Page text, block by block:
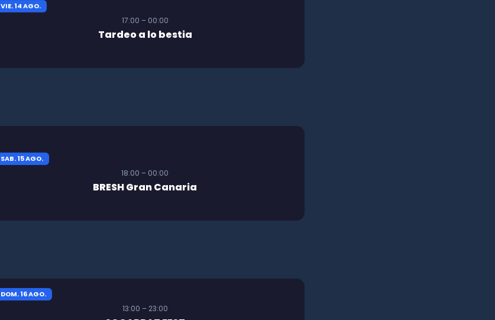
VIE. 14 AGO.
17:00 – 00:00
Tardeo a lo bestia
SAB. 15 AGO.
18:00 – 00:00
BRESH Gran Canaria
DOM. 16 AGO.
13:00 – 23:00